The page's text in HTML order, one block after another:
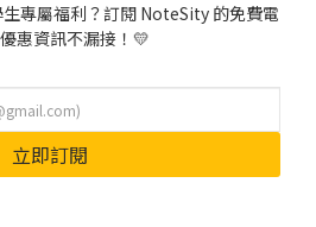
專屬福利？訂閱 NoteSity 的免費電
惠資訊不漏接！💛
立即訂閱